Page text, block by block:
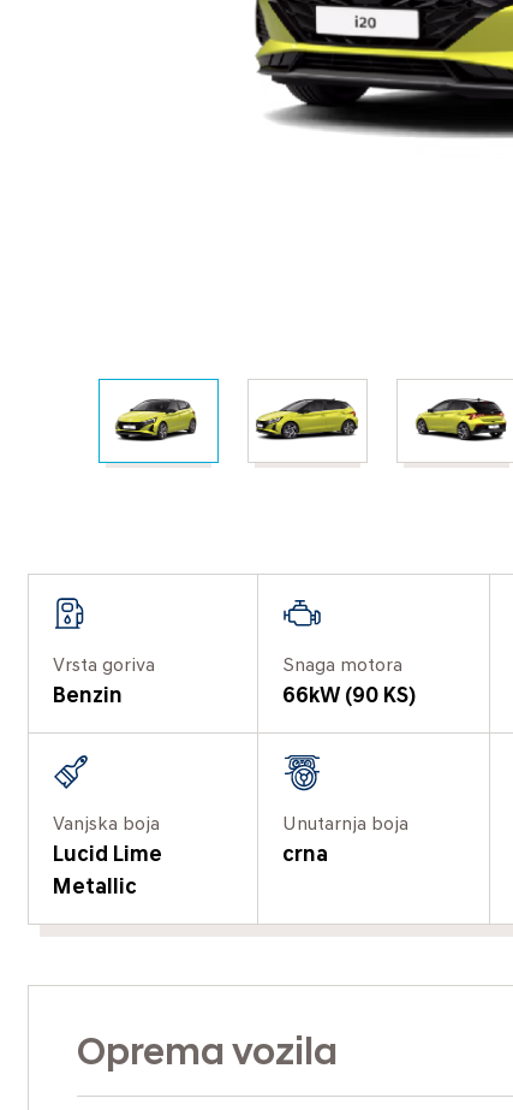
Vrsta goriva
Benzin
Snaga motora
66kW (90 KS)
Vanjska boja
Lucid Lime
Metallic
Unutarnja boja
crna
Oprema vozila